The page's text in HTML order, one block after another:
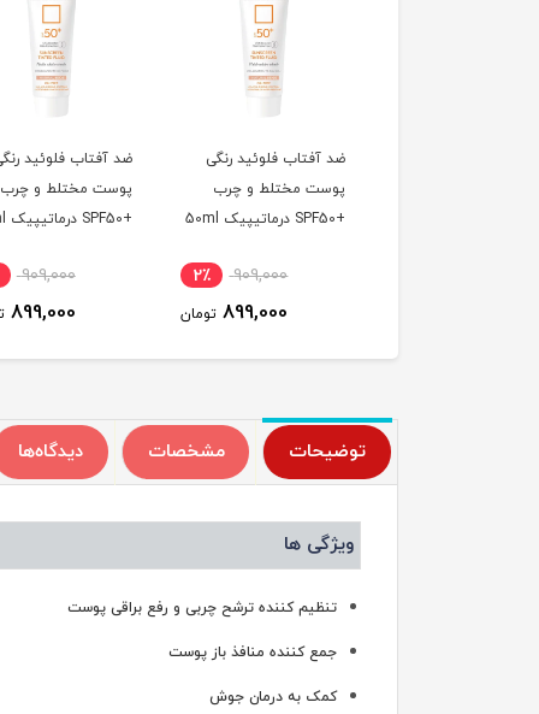
ضد آفتاب فلوئید رنگی
پوست مختلط و چرب
+SPF50 درماتیپیک 50ml
909,000 2٪
899,000 تومان
ضد آفتاب فلوئید
پوست مختلط و چرب
+SPF50 درماتیپیک 50ml
909,000
899,000
توضیحات مشخصات دیدگاه‌ها
ویژگی ها
تنظیم کننده ترشح چربی و رفع براقی پوست
جمع کننده منافذ باز پوست
کمک به درمان جوش